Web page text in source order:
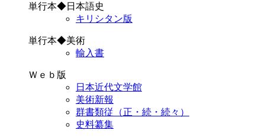
単行本◆日本語史
キリシタン版
単行本◆美術
輸入書
Ｗｅｂ版
日本近代文学館
美術新報
群書類従（正・続・続々）
史料纂集